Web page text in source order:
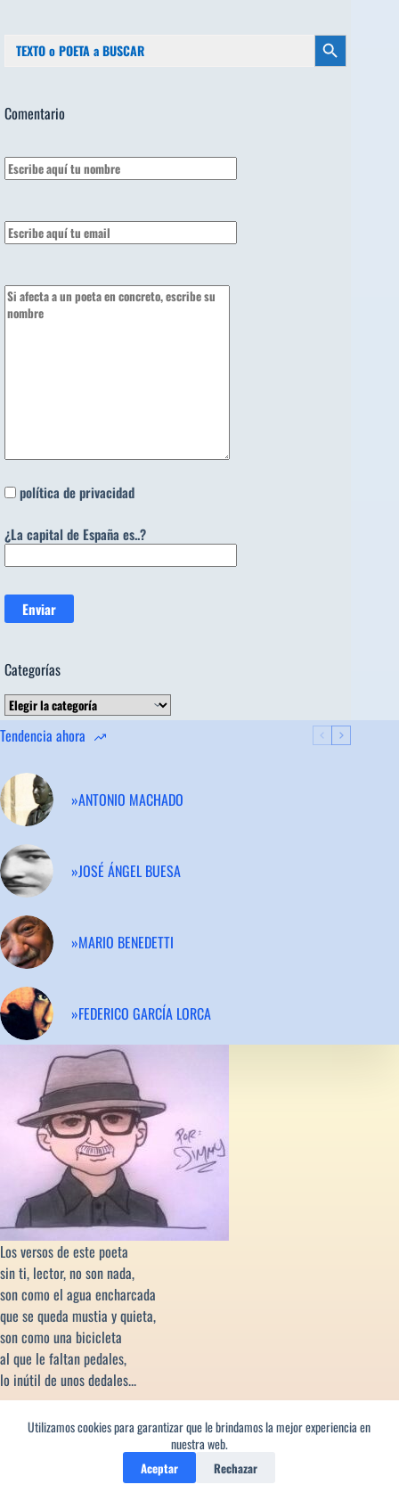
Utilizamos cookies para garantizar que le brindamos la mejor experiencia en
nuestra web.
Aceptar Rechazar
Botón de búsqueda
Comentario
política de privacidad
¿La capital de España es..?
Categorías
Categorías
Tendencia ahora
»ANTONIO MACHADO
»JOSÉ ÁNGEL BUESA
»MARIO BENEDETTI
»FEDERICO GARCÍA LORCA
Los versos de este poeta
sin ti, lector, no son nada,
son como el agua encharcada
que se queda mustia y quieta,
son como una bicicleta
al que le faltan pedales,
lo inútil de unos dedales...
Verás, aquí vas a encontrar en cada entrada: